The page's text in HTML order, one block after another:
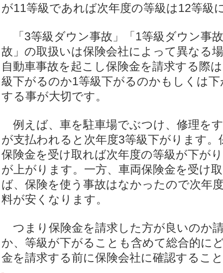
が11等級であれば次年度の等級は12等級
「3等級ダウン事故」「1等級ダウン事
故」の取扱いは保険会社によって異なる
自動車事故を起こし保険金を請求する際
級下がるのか1等級下がるのかもしくは
する事が大切です。
例えば、車を駐車場でぶつけ、修理を
が支払われると次年度3等級下がります。
保険金を受け取れば次年度の等級が下が
が上がります。一方、車両保険金を受け
ば、保険を使う事故はなかったので次年
料が安くなります。
つまり保険金を請求した方が良いのか
か、等級が下がることも含めて総合的に
金を請求する前に保険会社に確認するこ